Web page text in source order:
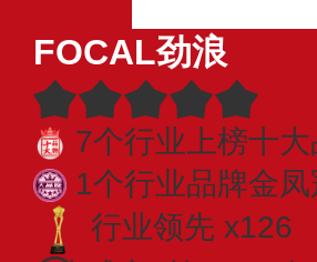
FOCAL劲浪
7个行业上榜十大
1个行业品牌金凤
行业领先 x126